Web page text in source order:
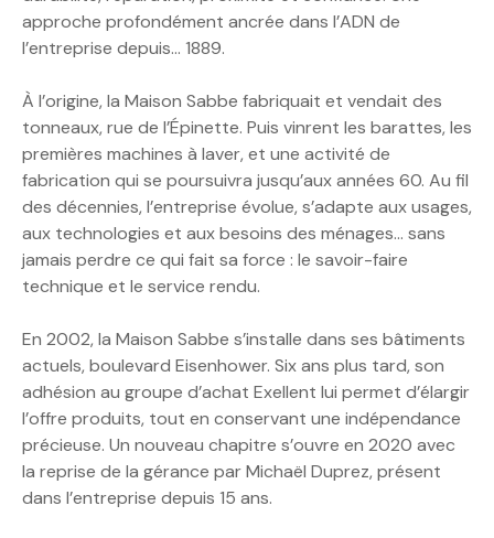
approche profondément ancrée dans l’ADN de
l’entreprise depuis… 1889.
À l’origine, la Maison Sabbe fabriquait et vendait des
tonneaux, rue de l’Épinette. Puis vinrent les barattes, les
premières machines à laver, et une activité de
fabrication qui se poursuivra jusqu’aux années 60. Au fil
des décennies, l’entreprise évolue, s’adapte aux usages,
aux technologies et aux besoins des ménages… sans
jamais perdre ce qui fait sa force : le savoir-faire
technique et le service rendu.
En 2002, la Maison Sabbe s’installe dans ses bâtiments
actuels, boulevard Eisenhower. Six ans plus tard, son
adhésion au groupe d’achat Exellent lui permet d’élargir
l’offre produits, tout en conservant une indépendance
précieuse. Un nouveau chapitre s’ouvre en 2020 avec
la reprise de la gérance par Michaël Duprez, présent
dans l’entreprise depuis 15 ans.